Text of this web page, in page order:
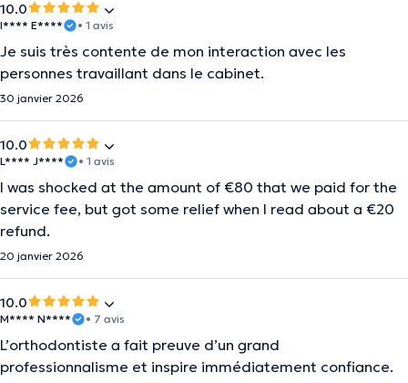
10.0
I**** E**** • 1 avis
Je suis très contente de mon interaction avec les
personnes travaillant dans le cabinet.
30 janvier 2026
10.0
L**** J**** • 1 avis
I was shocked at the amount of €80 that we paid for the
service fee, but got some relief when I read about a €20
refund.
20 janvier 2026
10.0
M**** N**** • 7 avis
L’orthodontiste a fait preuve d’un grand
professionnalisme et inspire immédiatement confiance.